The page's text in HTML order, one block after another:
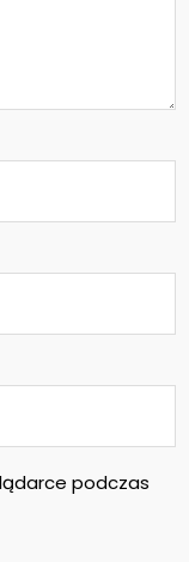
podczas